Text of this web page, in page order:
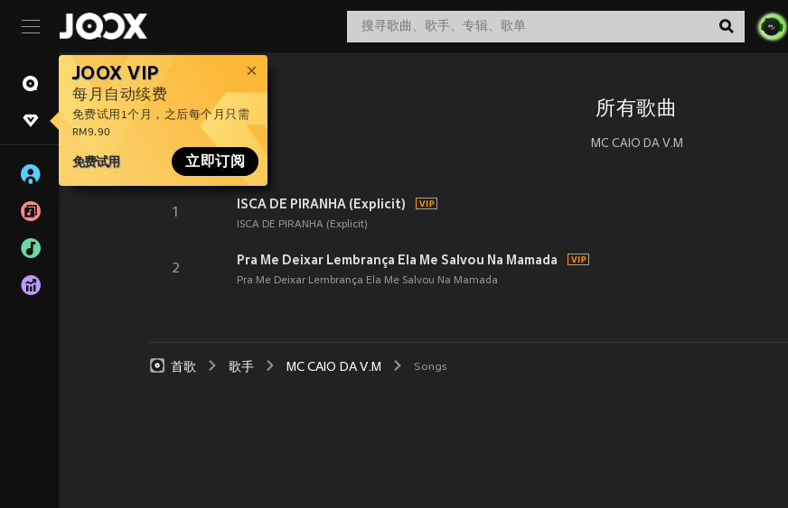
JOOX VIP
每月自动续费
免费试用1个月，之后每个月只需
RM9.90
免费试用 立即订阅
所有歌曲
MC CAIO DA V.M
1
ISCA DE PIRANHA (Explicit)
ISCA DE PIRANHA (Explicit)
2
Pra Me Deixar Lembrança Ela Me Salvou Na Mamada
Pra Me Deixar Lembrança Ela Me Salvou Na Mamada
首歌 歌手 MC CAIO DA V.M Songs